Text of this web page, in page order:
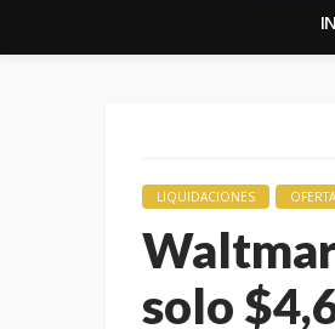
LIQUIDACIONES
solo